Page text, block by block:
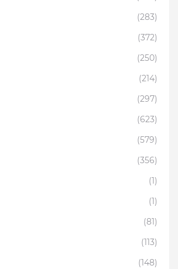
(283)
(372)
(250)
(214)
(297)
(623)
(579)
(356)
(1)
(1)
(81)
(113)
(148)